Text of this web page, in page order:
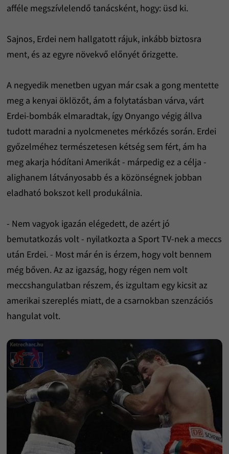
afféle megszívlelendő tanácsként, hogy: üsd ki.
Sajnos, Erdei nem hallgatott rájuk, inkább biztosra
ment, és az egyre növekvő előnyét őrizgette.
A negyedik menetben ugyan már csak a gong mentette
meg a kenyai öklözőt, ám a folytatásban várva, várt
Erdei-bombák elmaradtak, így Onyango végig állva
tudott maradni a nyolcmenetes mérkőzés során. Erdei
győzelméhez természetesen kétség sem fért, ám ha
meg akarja hódítani Amerikát - márpedig ez a célja -
alighanem látványosabb és a közönségnek jobban
eladható bokszot kell produkálnia.
- Nem vagyok igazán elégedett, de azért jó
bemutatkozás volt - nyilatkozta a Sport TV-nek a meccs
után Erdei. - Most már én is érzem, hogy volt bennem
még bőven. Az az igazság, hogy régen nem volt
meccshangulatban részem, és izgultam egy kicsit az
amerikai szereplés miatt, de a csarnokban szenzációs
hangulat volt.